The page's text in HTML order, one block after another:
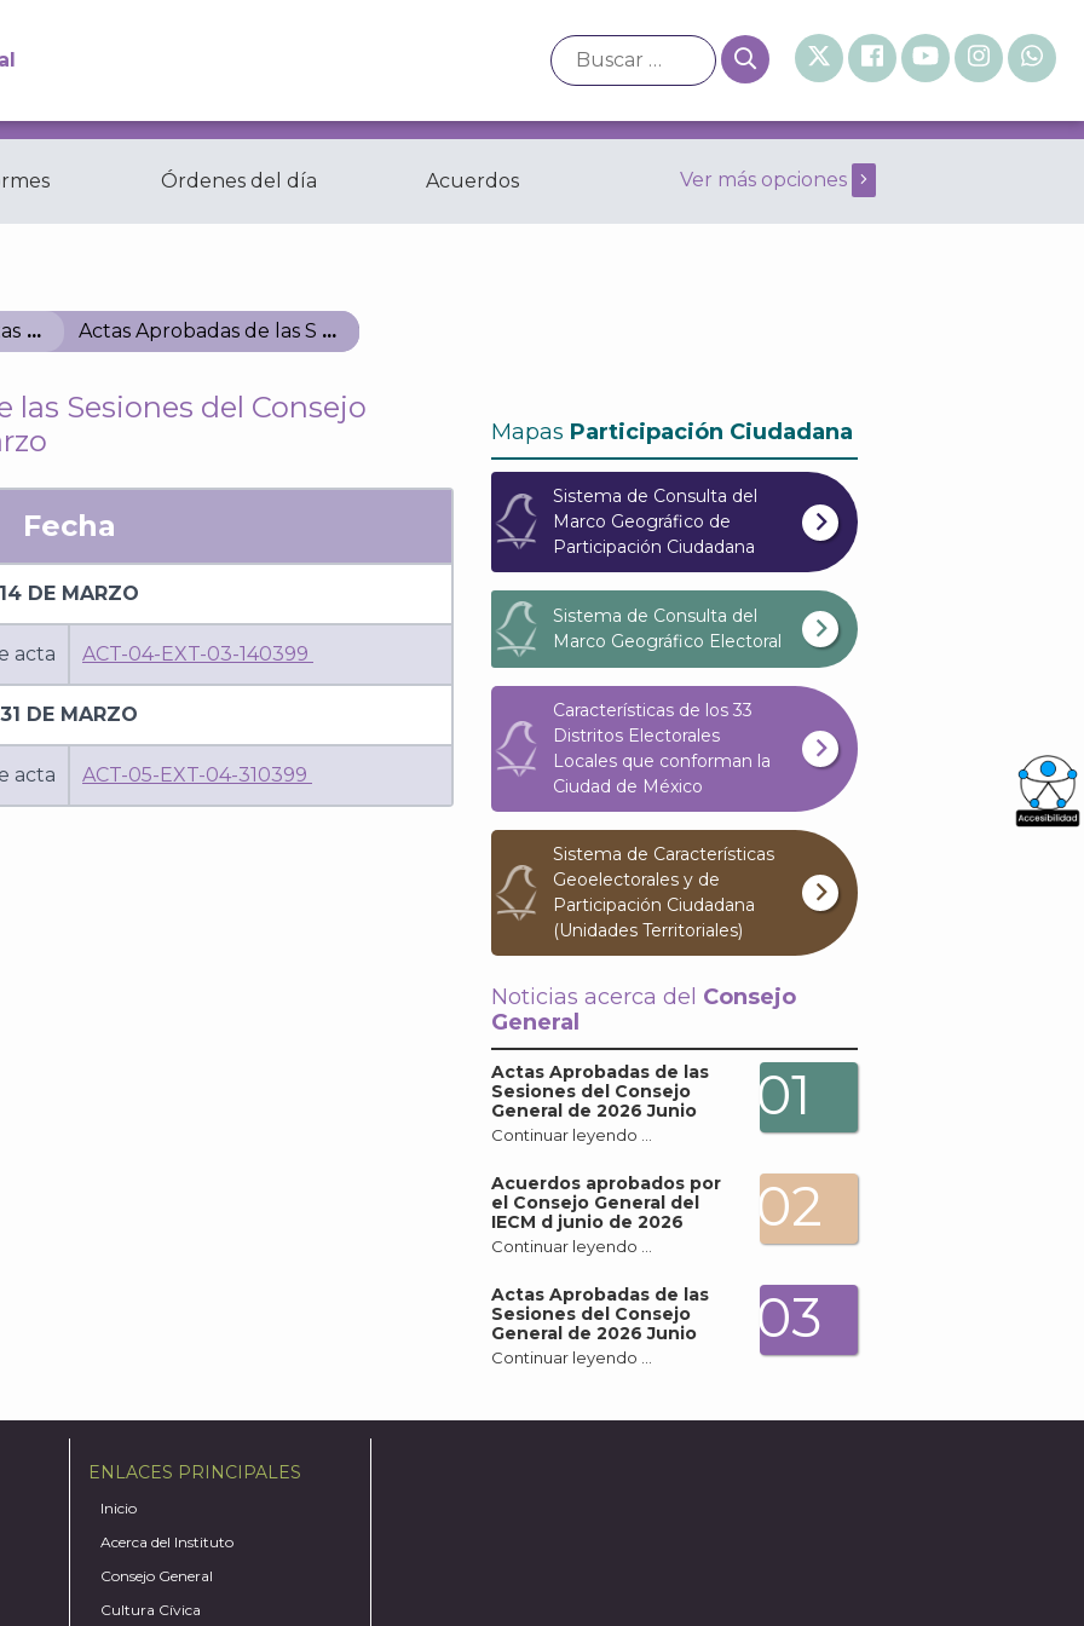
Órdenes del día Acuerdos Ver más opciones
Actas Aprobadas de las Sesiones del Consejo General de 1999 Marzo
las Sesiones del Consejo
Fecha
14 DE MARZO
acta ACT-04-EXT-03-140399
31 DE MARZO
acta ACT-05-EXT-04-310399
Mapas Participación Ciudadana
Sistema de Consulta del
Marco Geográfico de
Participación Ciudadana
Sistema de Consulta del
Marco Geográfico Electoral
Características de los 33
Distritos Electorales
Locales que conforman la
Ciudad de México
Sistema de Características
Geoelectorales y de
Participación Ciudadana
(Unidades Territoriales)
Noticias acerca del Consejo
General
Actas Aprobadas de las
Sesiones del Consejo
General de 2026 Junio
Continuar leyendo …
01
Acuerdos aprobados por
el Consejo General del
IECM d junio de 2026
Continuar leyendo …
02
Actas Aprobadas de las
Sesiones del Consejo
General de 2026 Junio
Continuar leyendo …
03
ENLACES PRINCIPALES
Inicio
Acerca del Instituto
Consejo General
Cultura Cívica